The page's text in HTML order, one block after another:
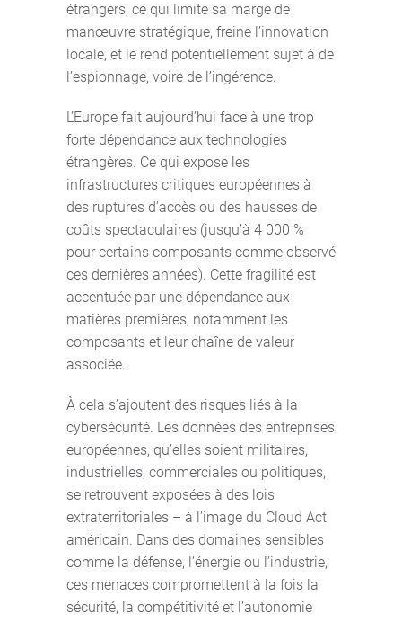
étrangers, ce qui limite sa marge de
manœuvre stratégique, freine l’innovation
locale, et le rend potentiellement sujet à de
l’espionnage, voire de l’ingérence.
L’Europe fait aujourd’hui face à une trop
forte dépendance aux technologies
étrangères. Ce qui expose les
infrastructures critiques européennes à
des ruptures d’accès ou des hausses de
coûts spectaculaires (jusqu’à 4 000 %
pour certains composants comme observé
ces dernières années). Cette fragilité est
accentuée par une dépendance aux
matières premières, notamment les
composants et leur chaîne de valeur
associée.
À cela s’ajoutent des risques liés à la
cybersécurité. Les données des entreprises
européennes, qu’elles soient militaires,
industrielles, commerciales ou politiques,
se retrouvent exposées à des lois
extraterritoriales – à l’image du Cloud Act
américain. Dans des domaines sensibles
comme la défense, l’énergie ou l’industrie,
ces menaces compromettent à la fois la
sécurité, la compétitivité et l’autonomie